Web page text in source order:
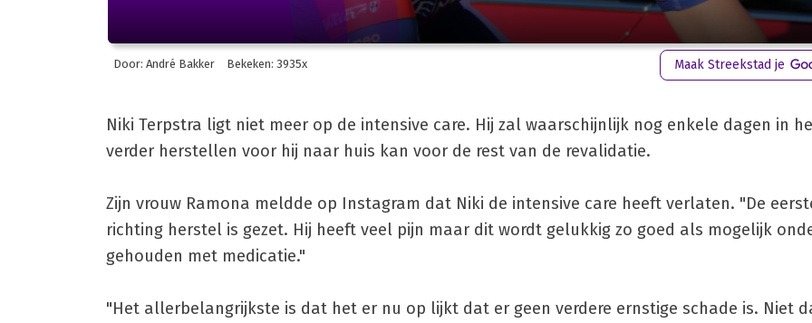
Door: André Bakker Bekeken: 3935x Maak Streekstad je
Niki Terpstra ligt niet meer op de intensive care. Hij zal waarschijnlijk nog enkele dagen in
verder herstellen voor hij naar huis kan voor de rest van de revalidatie.
Zijn vrouw Ramona meldde op Instagram dat Niki de intensive care heeft verlaten. "De
richting herstel is gezet. Hij heeft veel pijn maar dit wordt gelukkig zo goed als mogelijk
gehouden met medicatie."
"Het allerbelangrijkste is dat het er nu op lijkt dat er geen verdere ernstige schade is. Niet